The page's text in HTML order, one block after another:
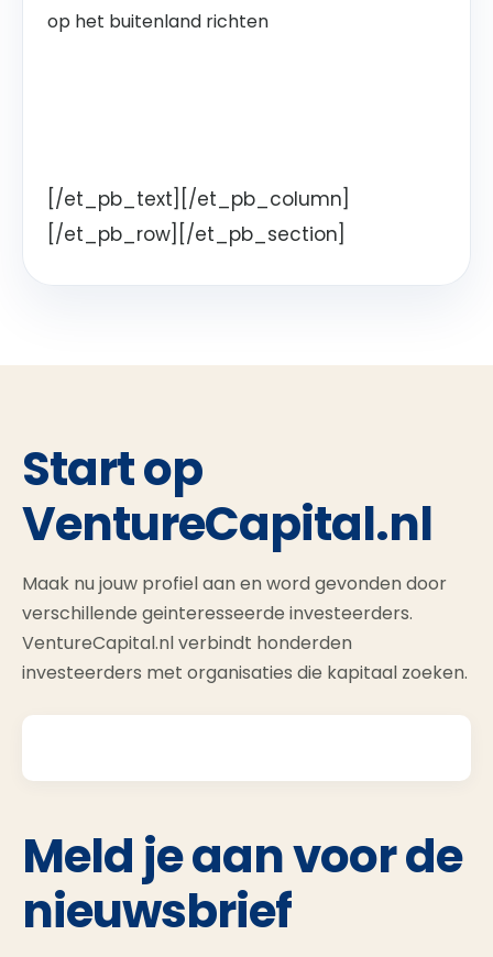
op het buitenland richten
[/et_pb_text][/et_pb_column]
[/et_pb_row][/et_pb_section]
Start op
VentureCapital.nl
Maak nu jouw profiel aan en word gevonden door
verschillende geinteresseerde investeerders.
VentureCapital.nl verbindt honderden
investeerders met organisaties die kapitaal zoeken.
Meld je aan voor de
nieuwsbrief